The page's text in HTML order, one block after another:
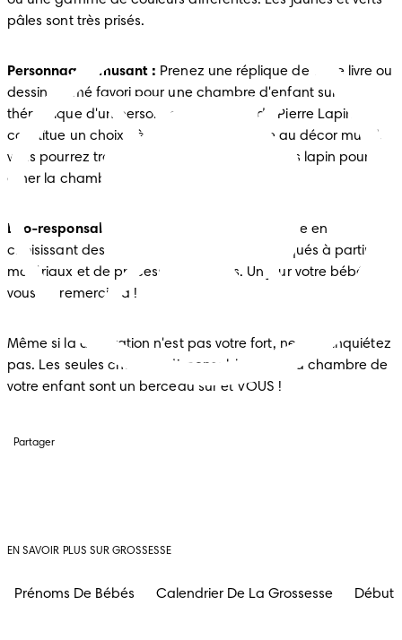
pâles sont très prisés.
Personnage amusant : Prenez une réplique de votre livre ou
dessin animé favori pour une chambre d'enfant sur la
thématique d'un personnage. La série de Pierre Lapin
constitue un choix très tendre. De la literie au décor mural,
vous pourrez trouver beaucoup d'accessoires lapin pour
orner la chambre de votre bébé.
Éco-responsable :
Soyez doux pour la planète en
choisissant des meubles et de la literie fabriqués à partir de
matériaux et de processus durables. Un jour votre bébé
vous en remerciera !
Même si la décoration n'est pas votre fort, ne vous inquiétez
pas. Les seules choses indispensables dans la chambre de
votre enfant sont un berceau sûr et VOUS !
Partager
EN SAVOIR PLUS SUR GROSSESSE
Prénoms De Bébés Calendrier De La Grossesse Début